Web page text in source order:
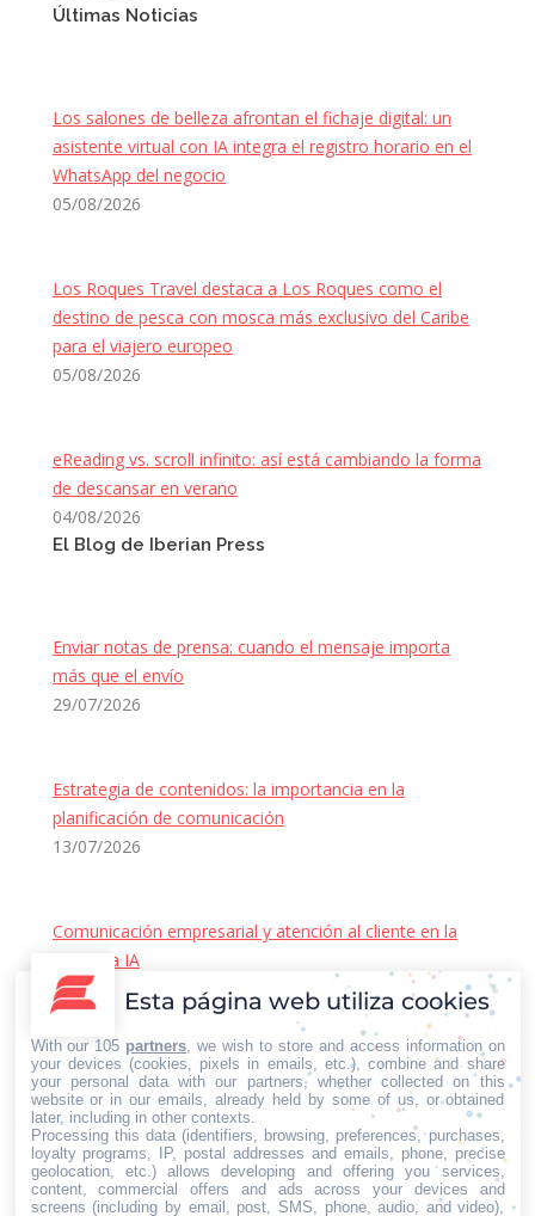
Últimas Noticias
Los salones de belleza afrontan el fichaje digital: un
asistente virtual con IA integra el registro horario en el
WhatsApp del negocio
05/08/2026
Los Roques Travel destaca a Los Roques como el
destino de pesca con mosca más exclusivo del Caribe
para el viajero europeo
05/08/2026
eReading vs. scroll infinito: así está cambiando la forma
de descansar en verano
04/08/2026
El Blog de Iberian Press
Enviar notas de prensa: cuando el mensaje importa
más que el envío
29/07/2026
Estrategia de contenidos: la importancia en la
planificación de comunicación
13/07/2026
Comunicación empresarial y atención al cliente en la
era de la IA
22/06/2026
Contacto Iberian Press
Principales vías de contacto:
E-mail:
info@iberianpress.es
Teléfono:
+34 911863556
Fax:
Esta página web utiliza cookies
With our 105 partners , we wish to store and access information on
your devices (cookies, pixels in emails, etc.), combine and share
your personal data with our partners, whether collected on this
website or in our emails, already held by some of us, or obtained
later, including in other contexts.
Processing this data (identifiers, browsing, preferences, purchases,
loyalty programs, IP, postal addresses and emails, phone, precise
geolocation, etc.) allows developing and offering you services,
content, commercial offers and ads across your devices and
screens (including by email, post, SMS, phone, audio, and video),